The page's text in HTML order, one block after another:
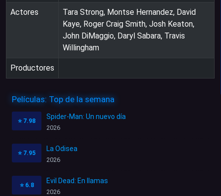
Actores
Tara Strong, Montse Hernandez, David
Kaye, Roger Craig Smith, Josh Keaton,
John DiMaggio, Daryl Sabara, Travis
Willingham
Productores
Películas: Top de la semana
⭐ 7.98
Spider-Man: Un nuevo día
2026
⭐ 7.95
La Odisea
2026
⭐ 6.8
Evil Dead: En llamas
2026